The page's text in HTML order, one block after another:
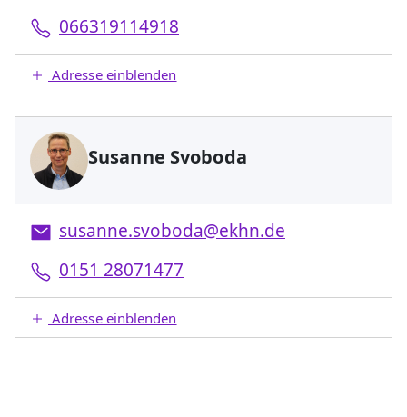
066319114918
Adresse einblenden
Susanne Svoboda
susanne.svoboda@ekhn.de
0151 28071477
Adresse einblenden